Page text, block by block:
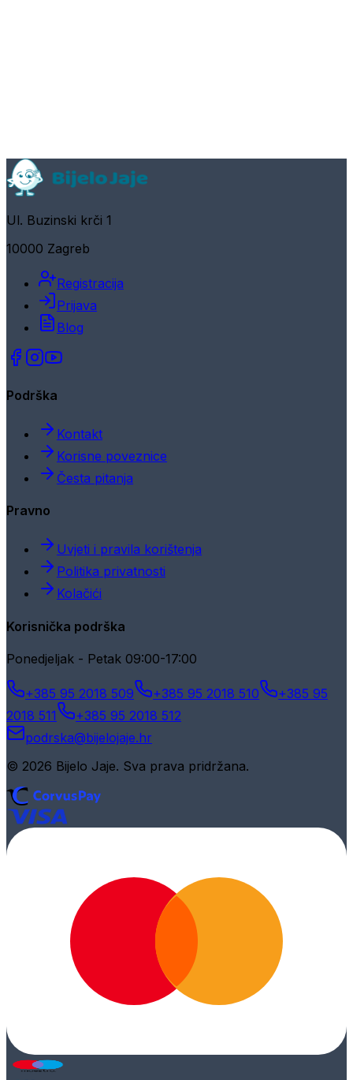
Ul. Buzinski krči 1
10000 Zagreb
Registracija
Prijava
Blog
Podrška
Kontakt
Korisne poveznice
Česta pitanja
Pravno
Uvjeti i pravila korištenja
Politika privatnosti
Kolačići
Korisnička podrška
Ponedjeljak - Petak 09:00-17:00
+385 95 2018 509 +385 95 2018 510
+385 95
2018 511
+385 95 2018 512
podrska@bijelojaje.hr
© 2026 Bijelo Jaje. Sva prava pridržana.